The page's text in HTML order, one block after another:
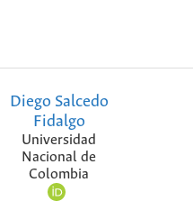
Diego Salcedo
Fidalgo
Universidad
Nacional de
Colombia